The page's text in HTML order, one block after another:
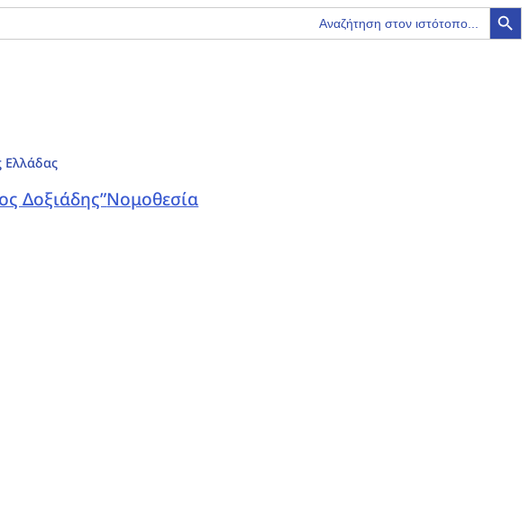
Search Button
Ελλάδας
Δοξιάδης”Νομοθεσία